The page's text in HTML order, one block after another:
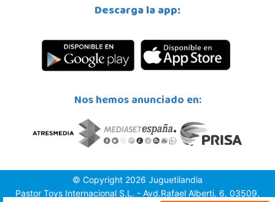
Descarga la app:
Nos hemos anunciado en:
© Copyright 2026 Juguetilandia
Pastor Toys Internacional S.L. - Avd.Rafael Alberti, 6, 03509,